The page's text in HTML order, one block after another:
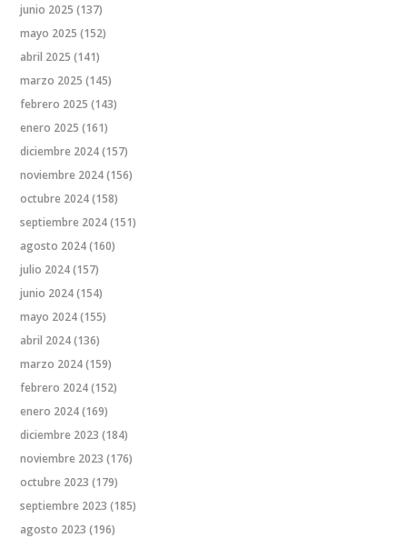
junio 2025 (137)
mayo 2025 (152)
abril 2025 (141)
marzo 2025 (145)
febrero 2025 (143)
enero 2025 (161)
diciembre 2024(157)
noviembre 2024(156)
octubre 2024(158)
septiembre 2024(151)
agosto 2024(160)
julio 2024(157)
junio 2024(154)
mayo 2024(155)
abril 2024(136)
marzo 2024(159)
febrero 2024(152)
enero 2024(169)
diciembre 2023 (184)
noviembre 2023 (176)
octubre 2023 (179)
septiembre 2023 (185)
agosto 2023 (196)